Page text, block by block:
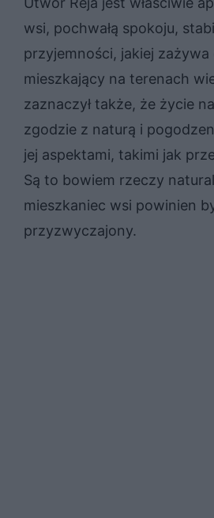
wsi, pochwałą spokoju,
przyjemności, jakiej zażywa
mieszkający na terenach
zaznaczył także, że życie
zgodzie z naturą i
jej aspektami, takimi jak
Są to bowiem rzeczy
mieszkaniec wsi powinien
przyzwyczajony.